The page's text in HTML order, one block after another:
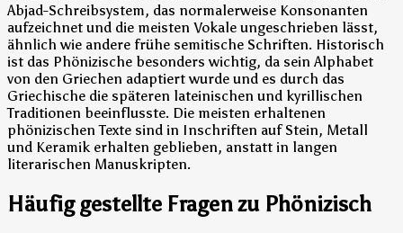
Abjad-Schreibsystem, das normalerweise Konsonanten
aufzeichnet und die meisten Vokale ungeschrieben lässt,
ähnlich wie andere frühe semitische Schriften. Historisch
ist das Phönizische besonders wichtig, da sein Alphabet
von den Griechen adaptiert wurde und es durch das
Griechische die späteren lateinischen und kyrillischen
Traditionen beeinflusste. Die meisten erhaltenen
phönizischen Texte sind in Inschriften auf Stein, Metall
und Keramik erhalten geblieben, anstatt in langen
literarischen Manuskripten.
Häufig gestellte Fragen zu Phönizisch